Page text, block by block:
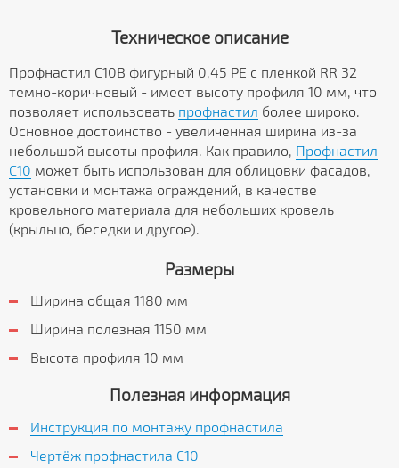
Техническое описание
Профнастил С10B фигурный 0,45 PE с пленкой RR 32
темно-коричневый - имеет высоту профиля 10 мм, что
позволяет использовать профнастил более широко.
Основное достоинство - увеличенная ширина из-за
небольшой высоты профиля. Как правило, Профнастил
C10 может быть использован для облицовки фасадов,
установки и монтажа ограждений, в качестве
кровельного материала для небольших кровель
(крыльцо, беседки и другое).
Размеры
Ширина общая 1180 мм
Ширина полезная 1150 мм
Высота профиля 10 мм
Полезная информация
Инструкция по монтажу профнастила
Чертёж профнастила C10